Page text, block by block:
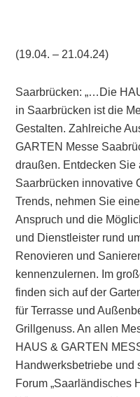
(19.04. – 21.04.24)
Saarbrücken: „…Die
in Saarbrücken ist die
Gestalten. Zahlreiche
GARTEN Messe
draußen. Entdecken Sie
Saarbrücken innovative
Trends, nehmen Sie
Anspruch und die
und Dienstleister rund
Renovieren und
kennenzulernen. Im
finden sich auf der
für Terrasse und
Grillgenuss. An allen
HAUS & GARTEN
Handwerksbetriebe und
Forum „Saarländisches